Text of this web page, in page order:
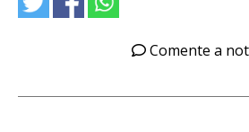
Comente a